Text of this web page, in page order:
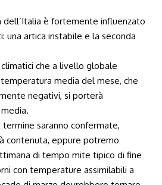
dell’Italia è fortemente influenzato
una artica instabile e la seconda
che a livello globale
media del mese, che
negativi, si porterà
saranno confermate,
contenuta, eppure potremo
di tempo mite tipico di fine
con temperature assimilabili a